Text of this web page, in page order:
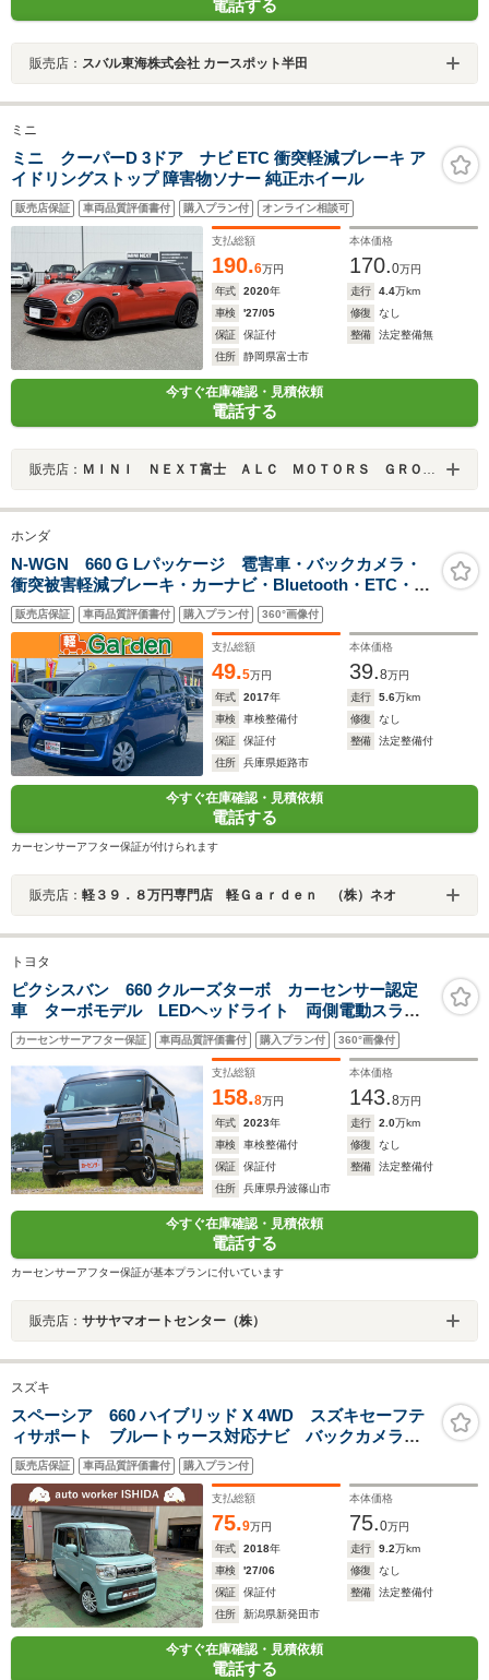
電話する
販売店： スバル東海株式会社 カースポット半田
ミニ
ミニ クーパーD 3ドア ナビ ETC 衝突軽減ブレーキ ア
イドリングストップ 障害物ソナー 純正ホイール
販売店保証 車両品質評価書付 購入プラン付 オンライン相談可
支払総額
190.6万円
本体価格
170.0万円
年式
2020年 走行 4.4万km
車検
'27/05 修復
なし
保証
保証付 整備
法定整備無
住所
静岡県富士市
今すぐ在庫確認・見積依頼
電話する
販売店： ＭＩＮＩ ＮＥＸＴ富士 ＡＬＣ ＭＯＴＯＲＳ ＧＲＯＵＰ
ホンダ
N-WGN 660 G Lパッケージ 雹害車・バックカメラ・
衝突被害軽減ブレーキ・カーナビ・Bluetooth・ETC・
CD/DVD再生・スマートキー&プッシュスタート・ベンチ
シート・ルームクリーニング
販売店保証 車両品質評価書付 購入プラン付 360°画像付
支払総額
49.5万円
本体価格
39.8万円
年式
2017年 走行 5.6万km
車検
車検整備付 修復
なし
保証
保証付 整備
法定整備付
住所
兵庫県姫路市
今すぐ在庫確認・見積依頼
電話する
カーセンサーアフター保証が付けられます
販売店： 軽３９．８万円専門店 軽Ｇａｒｄｅｎ （株）ネオ
トヨタ
ピクシスバン 660 クルーズターボ カーセンサー認定
車 ターボモデル LEDヘッドライト 両側電動スライ
ドドア 純正ナビ Bluetooth Bカメラ ETC2.0
カーセンサーアフター保証 車両品質評価書付 購入プラン付 360°画像付
支払総額
158.8万円
本体価格
143.8万円
年式
2023年 走行 2.0万km
車検
車検整備付 修復
なし
保証
保証付 整備
法定整備付
住所
兵庫県丹波篠山市
今すぐ在庫確認・見積依頼
電話する
カーセンサーアフター保証が基本プランに付いています
販売店： ササヤマオートセンター（株）
スズキ
スペーシア 660 ハイブリッド X 4WD スズキセーフテ
ィサポート ブルートゥース対応ナビ バックカメラ
スマートキー 両側電動スライドドア シートヒーター
販売店保証 車両品質評価書付 購入プラン付
支払総額
75.9万円
本体価格
75.0万円
年式
2018年 走行 9.2万km
車検
'27/06 修復
なし
保証
保証付 整備
法定整備付
住所
新潟県新発田市
今すぐ在庫確認・見積依頼
電話する